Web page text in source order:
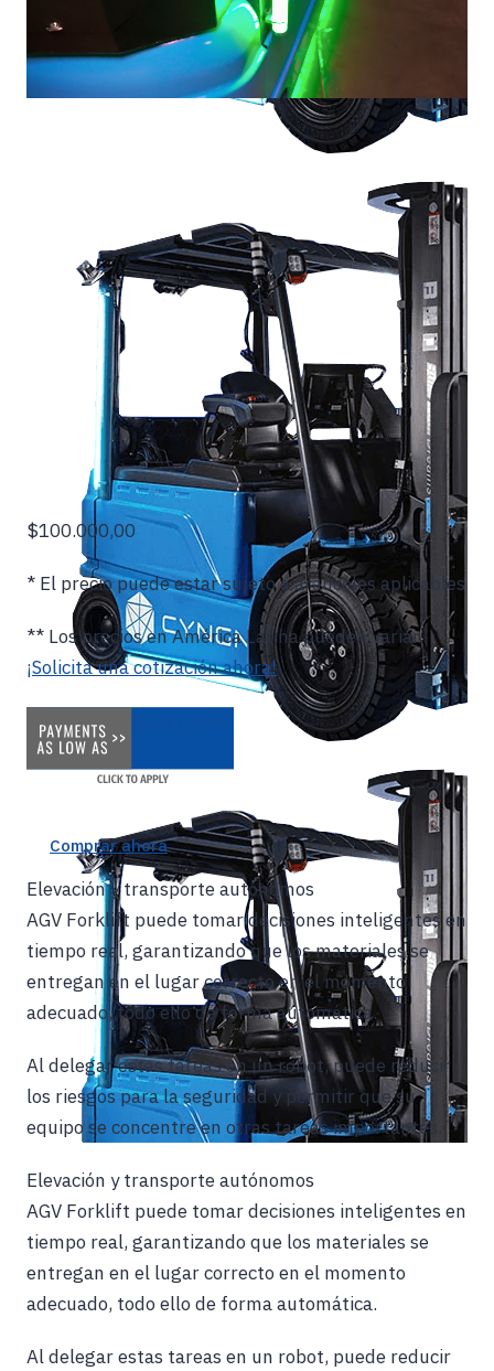
$100.000,00
* El precio puede estar sujeto a aranceles aplicables
** Los precios en América Latina pueden variar.
¡Solicita una cotización ahora!
Comprar ahora
Elevación y transporte autónomos
AGV Forklift puede tomar decisiones inteligentes en
tiempo real, garantizando que los materiales se
entregan en el lugar correcto en el momento
adecuado, todo ello de forma automática.
Al delegar estas tareas en un robot, puede reducir
los riesgos para la seguridad y permitir que su
equipo se concentre en otras tareas importantes.
Elevación y transporte autónomos
AGV Forklift puede tomar decisiones inteligentes en
tiempo real, garantizando que los materiales se
entregan en el lugar correcto en el momento
adecuado, todo ello de forma automática.
Al delegar estas tareas en un robot, puede reducir